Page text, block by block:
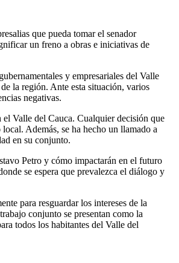
que pueda tomar el senador
un freno a obras e iniciativas de
y empresariales del Valle
la región. Ante esta situación, varios
negativas.
Valle del Cauca. Cualquier decisión que
Además, se ha hecho un llamado a
en su conjunto.
Petro y cómo impactarán en el futuro
se espera que prevalezca el diálogo y
para resguardar los intereses de la
conjunto se presentan como la
todos los habitantes del Valle del